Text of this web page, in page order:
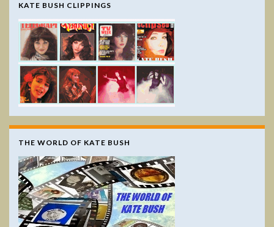
KATE BUSH CLIPPINGS
THE WORLD OF KATE BUSH